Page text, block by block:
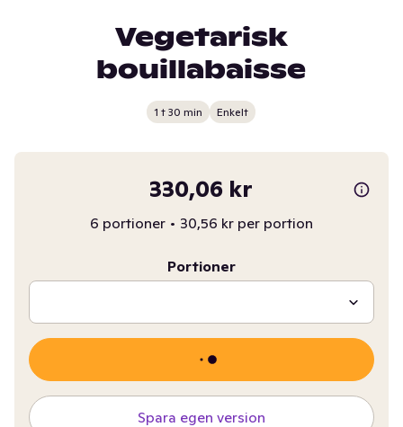
Vegetarisk
bouillabaisse
1 t 30 min Enkelt
330,06 kr
6 portioner • 30,56 kr per portion
Portioner
Spara egen version